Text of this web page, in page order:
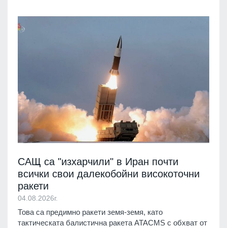
САЩ са "изхарчили" в Иран почти
всички свои далекобойни високоточни
ракети
04.08.2026г.
Това са предимно ракети земя-земя, като
тактическата балистична ракета ATACMS с обхват от